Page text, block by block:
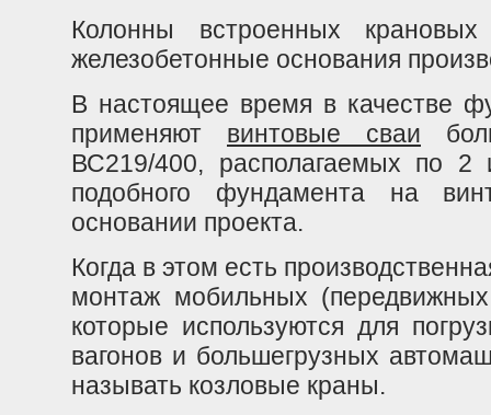
Колонны встроенных
железобетонные основания
В настоящее время в качестве
применяют винтовые сваи
ВС219/400, располагаемых по 2
подобного фундамента на
основании проекта.
Когда в этом есть
монтаж мобильных
которые используются для
вагонов и большегрузных
называть козловые краны.